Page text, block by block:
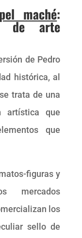
maché:
de arte
de Pedro
histórica, al
trata de una
artística que
que
figuras y
mercados
los
sello de